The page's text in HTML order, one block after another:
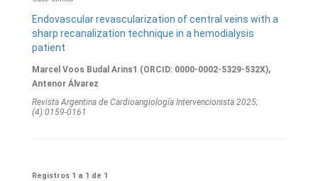
Endovascular revascularization of central veins with a
sharp recanalization technique in a hemodialysis
patient
Marcel Voos Budal Arins1 (ORCID: 0000-0002-5329-532X),
Antenor Álvarez
Revista Argentina de Cardioangiologí­a Intervencionista 2025;
(4):0159-0161
Registros 1 a 1 de 1